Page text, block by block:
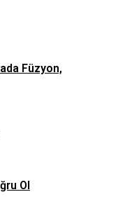
Füzyon,
Ol